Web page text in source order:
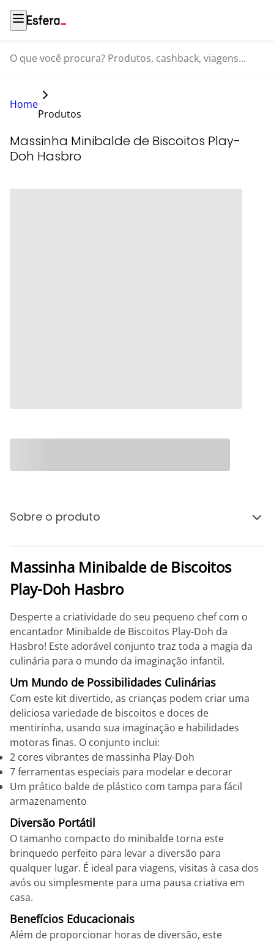
O que você procura? Produtos, cashback, viagens...
Home
Produtos
Massinha Minibalde de Biscoitos Play-
Doh Hasbro
Sobre o produto
Massinha Minibalde de Biscoitos
Play-Doh Hasbro
Desperte a criatividade do seu pequeno chef com o
encantador Minibalde de Biscoitos Play-Doh da
Hasbro! Este adorável conjunto traz toda a magia da
culinária para o mundo da imaginação infantil.
Um Mundo de Possibilidades Culinárias
Com este kit divertido, as crianças podem criar uma
deliciosa variedade de biscoitos e doces de
mentirinha, usando sua imaginação e habilidades
motoras finas. O conjunto inclui:
2 cores vibrantes de massinha Play-Doh
7 ferramentas especiais para modelar e decorar
Um prático balde de plástico com tampa para fácil
armazenamento
Diversão Portátil
O tamanho compacto do minibalde torna este
brinquedo perfeito para levar a diversão para
qualquer lugar. É ideal para viagens, visitas à casa dos
avós ou simplesmente para uma pausa criativa em
casa.
Benefícios Educacionais
Além de proporcionar horas de diversão, este